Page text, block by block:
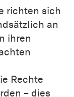
richten sich
an
ihren
Rechte
– dies